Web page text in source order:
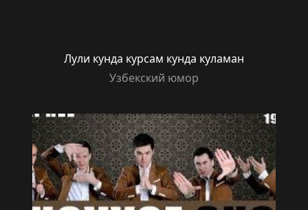
Лули кунда курсам кунда куламан
Узбекский юмор